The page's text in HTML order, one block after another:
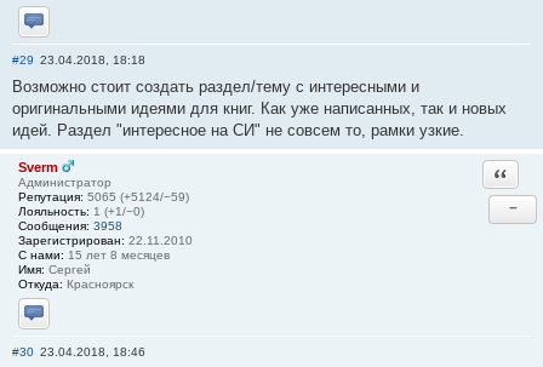
Отправить личное сообщение
#29 23.04.2018, 18:18
Возможно стоит создать раздел/тему с интересными и
оригинальными идеями для книг. Как уже написанных, так и новых
идей. Раздел "интересное на СИ" не совсем то, рамки узкие.
Sverm
Администратор
Репутация: 5065 (+5124/−59)
Лояльность: 1 (+1/−0)
Сообщения: 3958
Зарегистрирован: 22.11.2010
С нами: 15 лет 8 месяцев
Имя: Сергей
Откуда: Красноярск
Отправить личное сообщение
−
#30 23.04.2018, 18:46